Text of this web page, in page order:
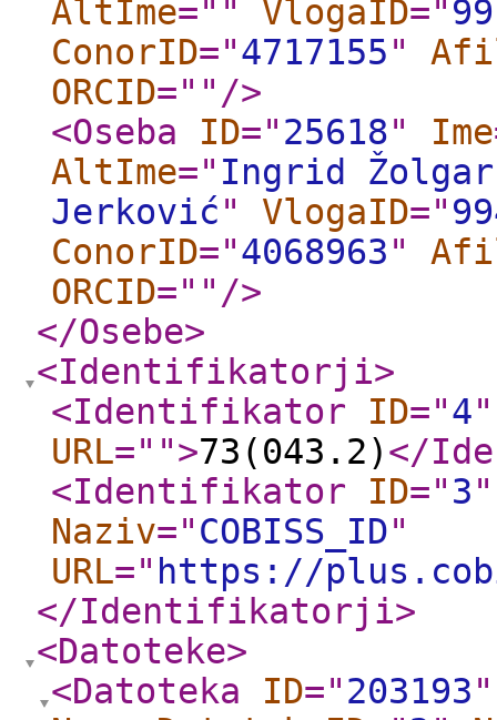
AltIme=" " VlogaID="
ConorID="4717155"
ORCID=" " />
<Oseba
ID="25618" Ime
AltIme=" Ingrid
Jerković" VlogaID="
ConorID="4068963"
ORCID=" " />
</Osebe>
<Identifikatorji>
<Identifikator
ID="4"
URL=" ">73(043.2)</
<Identifikator
ID="3"
Naziv="COBISS_ID"
URL=" https://
</Identifikatorji>
<Datoteke>
<Datoteka
ID="203193"